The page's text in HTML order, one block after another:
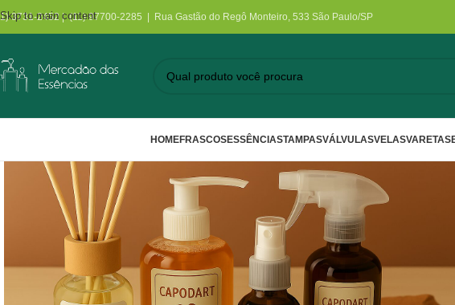
Skip to main content
3731-2452 | (11) 97700-2285 | Rua Gastão do Regô Monteiro, 533 São Paulo/SP
HOMEFRASCOSESSÊNCIASTAMPASVÁLVULASVELASVARETAS